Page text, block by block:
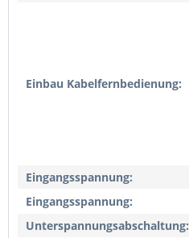
Einbau Kabelfernbedienung:
Eingangsspannung:
Eingangsspannung:
Unterspannungsabschaltung: